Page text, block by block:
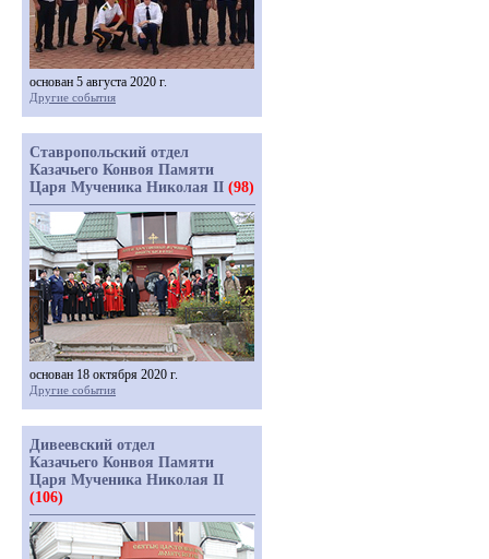
основан 5 августа 2020 г.
Другие события
Ставропольский отдел
Казачьего Конвоя Памяти
Царя Мученика Николая II (98)
основан 18 октября 2020 г.
Другие события
Дивеевский отдел
Казачьего Конвоя Памяти
Царя Мученика Николая II
(106)